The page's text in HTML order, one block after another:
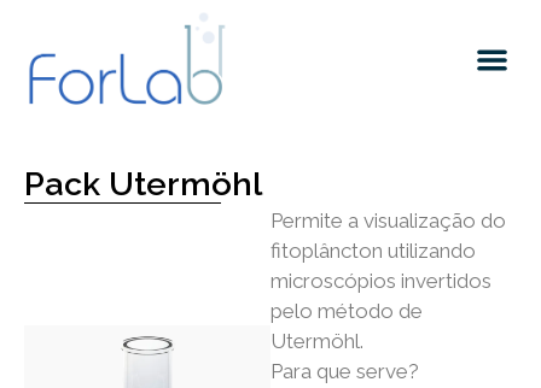
Pack Utermöhl
Permite a visualização do
fitoplâncton utilizando
microscópios invertidos
pelo método de
Utermöhl.
Para que serve?